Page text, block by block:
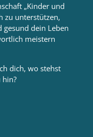
„Kinder und
zu unterstützen,
dein Leben
meistern
dich, wo stehst